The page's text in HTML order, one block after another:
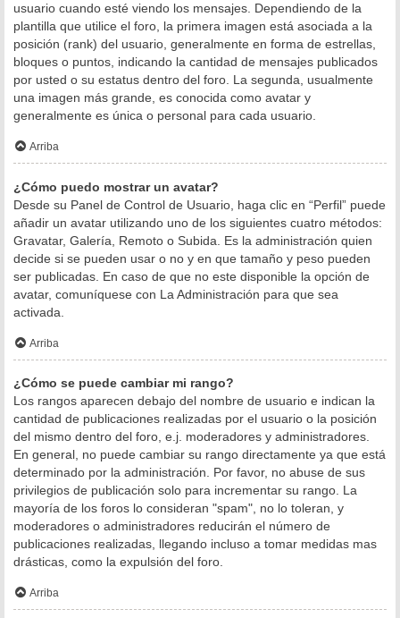
usuario cuando esté viendo los mensajes. Dependiendo de la
plantilla que utilice el foro, la primera imagen está asociada a la
posición (rank) del usuario, generalmente en forma de estrellas,
bloques o puntos, indicando la cantidad de mensajes publicados
por usted o su estatus dentro del foro. La segunda, usualmente
una imagen más grande, es conocida como avatar y
generalmente es única o personal para cada usuario.
Arriba
¿Cómo puedo mostrar un avatar?
Desde su Panel de Control de Usuario, haga clic en “Perfil” puede
añadir un avatar utilizando uno de los siguientes cuatro métodos:
Gravatar, Galería, Remoto o Subida. Es la administración quien
decide si se pueden usar o no y en que tamaño y peso pueden
ser publicadas. En caso de que no este disponible la opción de
avatar, comuníquese con La Administración para que sea
activada.
Arriba
¿Cómo se puede cambiar mi rango?
Los rangos aparecen debajo del nombre de usuario e indican la
cantidad de publicaciones realizadas por el usuario o la posición
del mismo dentro del foro, e.j. moderadores y administradores.
En general, no puede cambiar su rango directamente ya que está
determinado por la administración. Por favor, no abuse de sus
privilegios de publicación solo para incrementar su rango. La
mayoría de los foros lo consideran "spam", no lo toleran, y
moderadores o administradores reducirán el número de
publicaciones realizadas, llegando incluso a tomar medidas mas
drásticas, como la expulsión del foro.
Arriba